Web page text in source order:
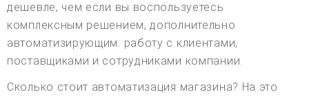
дешевле, чем если вы воспользуетесь
комплексным решением, дополнительно
автоматизирующим: работу с клиентами,
поставщиками и сотрудниками компании.
Сколько стоит автоматизация магазина? На это